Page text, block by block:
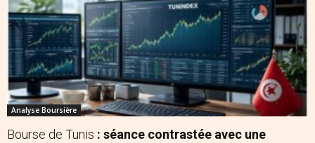
Analyse Boursière
Bourse de Tunis : séance contrastée avec une